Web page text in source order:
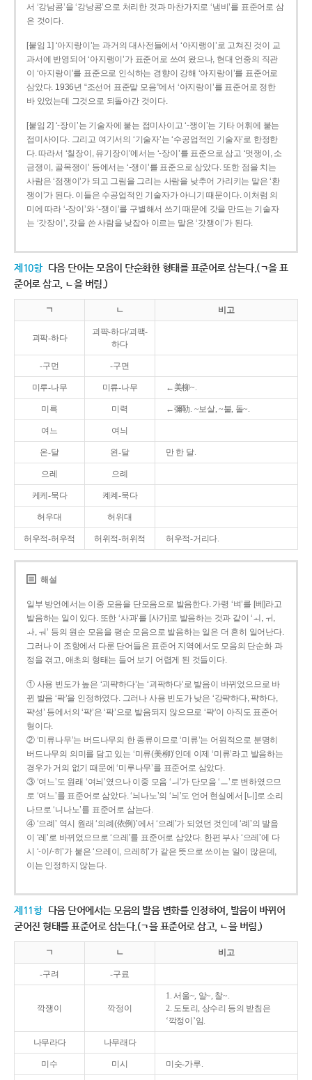
서 ‘강남콩’을 ‘강낭콩’으로 처리한 것과 마찬가지로 ‘냄비’를 표준어로 삼
은 것이다.
[붙임 1] ‘아지랑이’는 과거의 대사전들에서 ‘아지랭이’로 고쳐진 것이 교
과서에 반영되어 ‘아지랭이’가 표준어로 쓰여 왔으나, 현대 언중의 직관
이 ‘아지랑이’를 표준으로 인식하는 경향이 강해 ‘아지랑이’를 표준어로
삼았다. 1936년 “조선어 표준말 모음”에서 ‘아지랑이’를 표준어로 정한
바 있었는데 그것으로 되돌아간 것이다.
[붙임 2] ‘-장이’는 기술자에 붙는 접미사이고 ‘-쟁이’는 기타 어휘에 붙는
접미사이다. 그리고 여기서의 ‘기술자’는 ‘수공업적인 기술자’로 한정한
다. 따라서 ‘칠장이, 유기장이’에서는 ‘-장이’를 표준으로 삼고 ‘멋쟁이, 소
금쟁이, 골목쟁이’ 등에서는 ‘-쟁이’를 표준으로 삼았다. 또한 점을 치는
사람은 ‘점쟁이’가 되고 그림을 그리는 사람을 낮추어 가리키는 말은 ‘환
쟁이’가 된다. 이들은 수공업적인 기술자가 아니기 때문이다. 이처럼 의
미에 따라 ‘-장이’와 ‘-쟁이’를 구별해서 쓰기 때문에 갓을 만드는 기술자
는 ‘갓장이’, 갓을 쓴 사람을 낮잡아 이르는 말은 ‘갓쟁이’가 된다.
제10항 다음 단어는 모음이 단순화한 형태를 표준어로 삼는다.(ㄱ을 표
준어로 삼고, ㄴ을 버림.)
ㄱ ㄴ 비고
괴팍-하다
괴퍅-하다/괴팩-
하다
-구먼 -구면
미루-나무 미류-나무 ←美柳~.
미륵 미력 ←彌勒. ~보살, ~불, 돌~.
여느 여늬
온-달 왼-달 만 한 달.
으레 으례
케케-묵다 켸켸-묵다
허우대 허위대
허우적-허우적 허위적-허위적 허우적-거리다.
해설
일부 방언에서는 이중 모음을 단모음으로 발음한다. 가령 ‘벼’를 [베]라고
발음하는 일이 있다. 또한 ‘사과’를 [사가]로 발음하는 것과 같이 ‘ㅚ, ㅟ,
ㅘ, ㅝ’ 등의 원순 모음을 평순 모음으로 발음하는 일은 더 흔히 일어난다.
그러나 이 조항에서 다룬 단어들은 표준어 지역에서도 모음의 단순화 과
정을 겪고, 애초의 형태는 들어 보기 어렵게 된 것들이다.
① 사용 빈도가 높은 ‘괴퍅하다’는 ‘괴팍하다’로 발음이 바뀌었으므로 바
뀐 발음 ‘팍’을 인정하였다. 그러나 사용 빈도가 낮은 ‘강퍅하다, 퍅하다,
퍅성’ 등에서의 ‘퍅’은 ‘팍’으로 발음되지 않으므로 ‘퍅’이 아직도 표준어
형이다.
② ‘미류나무’는 버드나무의 한 종류이므로 ‘미류’는 어원적으로 분명히
버드나무의 의미를 담고 있는 ‘미류(美柳)’인데 이제 ‘미류’라고 발음하는
경우가 거의 없기 때문에 ‘미루나무’를 표준어로 삼았다.
③ ‘여느’도 원래 ‘여늬’였으나 이중 모음 ‘ㅢ’가 단모음 ‘ㅡ’로 변하였으므
로 ‘여느’를 표준어로 삼았다. ‘늬나노’의 ‘늬’도 언어 현실에서 [니]로 소리
나므로 ‘니나노’를 표준어로 삼는다.
④ ‘으례’ 역시 원래 ‘의례(依例)’에서 ‘으례’가 되었던 것인데 ‘례’의 발음
이 ‘레’로 바뀌었으므로 ‘으레’를 표준어로 삼았다. 한편 부사 ‘으레’에 다
시 ‘-이/-히’가 붙은 ‘으레이, 으레히’가 같은 뜻으로 쓰이는 일이 많은데,
이는 인정하지 않는다.
제11항 다음 단어에서는 모음의 발음 변화를 인정하여, 발음이 바뀌어
굳어진 형태를 표준어로 삼는다.(ㄱ을 표준어로 삼고, ㄴ을 버림.)
ㄱ ㄴ 비고
-구려 -구료
깍쟁이 깍정이
1. 서울~, 알~, 찰~.
2. 도토리, 상수리 등의 받침은
‘깍정이’임.
나무라다 나무래다
미수 미시 미숫-가루.